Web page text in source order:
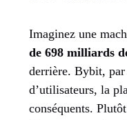
Imaginez une
de 698 milliards
derrière. Bybit, par
d’utilisateurs, la
conséquents.